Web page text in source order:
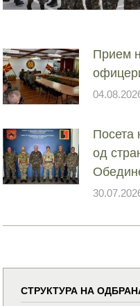
Прием
Посета
од
СТРУКТУРА НА